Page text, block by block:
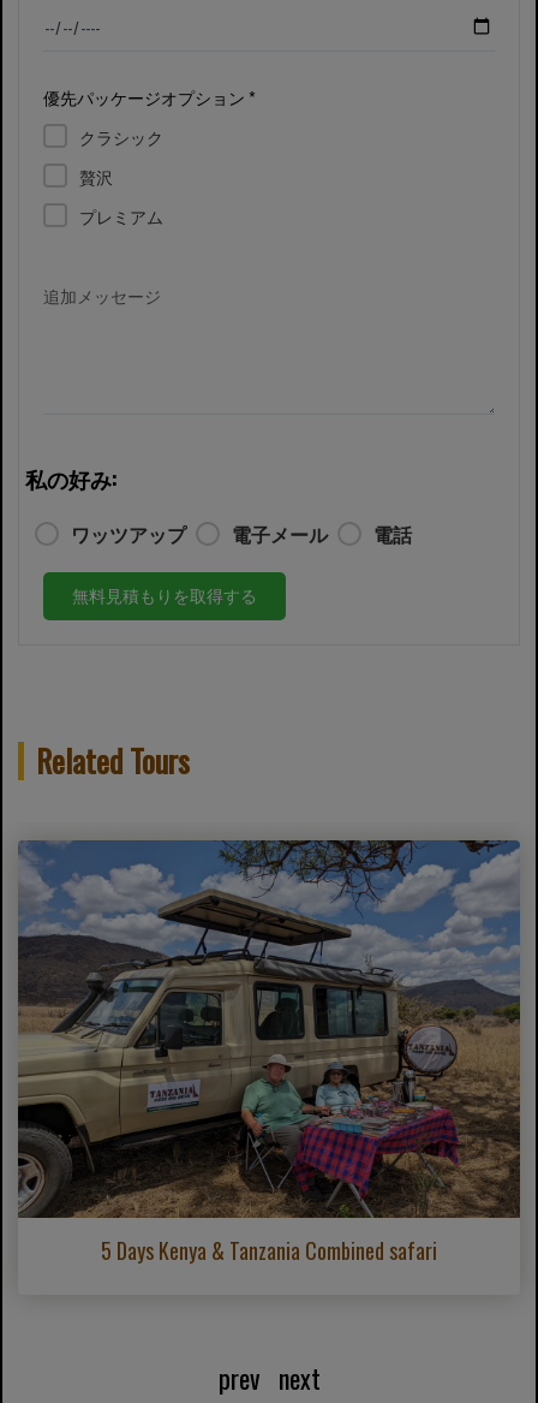
優先パッケージオプション *
クラシック
贅沢
プレミアム
追加メッセージ
私の好み:
ワッツアップ 電子メール 電話
無料見積もりを取得する
Related Tours
5 Days Kenya & Tanzania Combined safari
prev next